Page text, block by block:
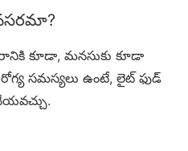
కూడా, మనసుకు కూడా
సమస్యలు ఉంటే, లైట్ ఫుడ్